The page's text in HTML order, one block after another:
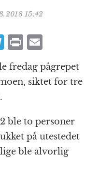
n
15:42
T
el
e
g
a
m
P
ri
n
t
m
ai
l
fredag pågrepet
siktet for tre
ble to personer
på utestedet
ble alvorlig